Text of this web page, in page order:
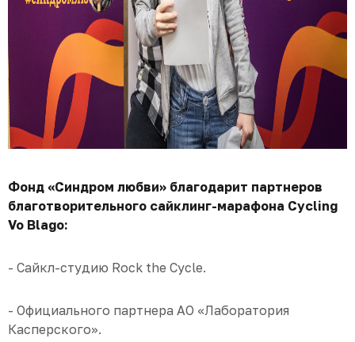
Фонд «Синдром любви» благодарит партнеров
благотворительного сайклинг-марафона Cycling
Vo Blago:
- Сайкл-студию Rock the Cycle.
- Официального партнера АО «Лаборатория
Касперского».